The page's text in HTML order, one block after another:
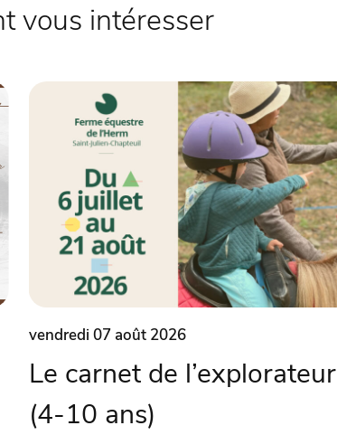
vous intéresser
vendredi 07 août 2026
Le carnet de l’explorateur
(4-10 ans)